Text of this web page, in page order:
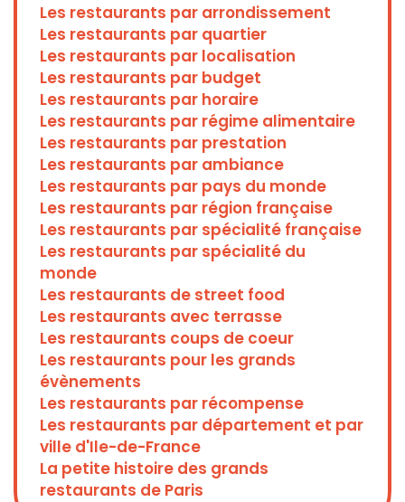
Les restaurants par arrondissement
Les restaurants par quartier
Les restaurants par localisation
Les restaurants par budget
Les restaurants par horaire
Les restaurants par régime alimentaire
Les restaurants par prestation
Les restaurants par ambiance
Les restaurants par pays du monde
Les restaurants par région française
Les restaurants par spécialité française
Les restaurants par spécialité du
monde
Les restaurants de street food
Les restaurants avec terrasse
Les restaurants coups de coeur
Les restaurants pour les grands
évènements
Les restaurants par récompense
Les restaurants par département et par
ville d'Ile-de-France
La petite histoire des grands
restaurants de Paris